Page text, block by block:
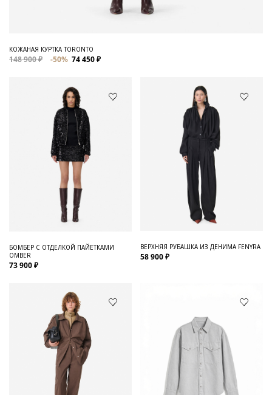
КОЖАНАЯ КУРТКА TORONTO
148 900 ₽ -50% 74 450 ₽
БОМБЕР С ОТДЕЛКОЙ ПАЙЕТКАМИ
OMBER
73 900 ₽
ВЕРХНЯЯ РУБАШКА ИЗ ДЕНИМА FENYRA
58 900 ₽